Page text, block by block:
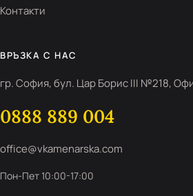
Контакти
ВРЪЗКА С НАС
гр. София, бул. Цар Борис III №218,
0888 889 004
office@vkamenarska.com
Пон-Пет 10:00-17:00